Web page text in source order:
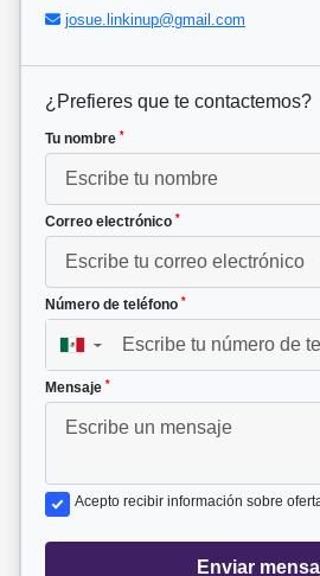
josue.linkinup@gmail.com
¿Prefieres que te contactemos?
Tu nombre *
Correo electrónico *
Número de teléfono *
▼
Mensaje *
Acepto recibir información sobre
Enviar